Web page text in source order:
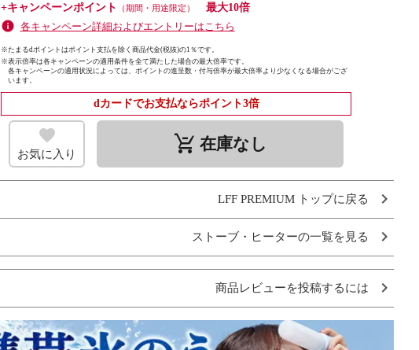
+キャンペーンポイント
（期間・用途限定）
最大10倍
各キャンペーン詳細およびエントリーはこちら
※たまるdポイントはポイント支払を除く商品代金(税抜)の1％です。
※表示倍率は各キャンペーンの適用条件を全て満たした場合の最大倍率です。
各キャンペーンの適用状況によっては、ポイントの進呈数・付与倍率が最大倍率より少なくなる場合がござ
います。
dカードでお支払ならポイント3倍
お気に入り remove_shopping_cart 在庫なし
LFF PREMIUM トップに戻る
ストーブ・ヒーターの一覧を見る
商品レビューを投稿するには